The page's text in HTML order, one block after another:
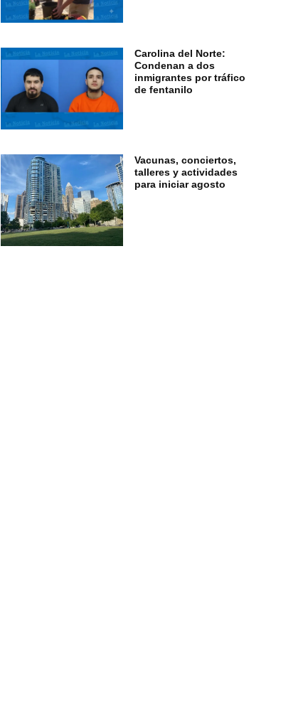
Carolina del Norte:
Condenan a dos
inmigrantes por tráfico
de fentanilo
Vacunas, conciertos,
talleres y actividades
para iniciar agosto